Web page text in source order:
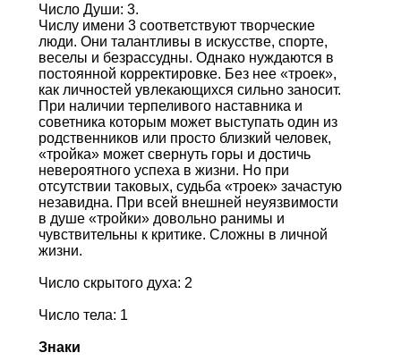
Число Души: 3.
Числу имени 3 соответствуют творческие
люди. Они талантливы в искусстве, спорте,
веселы и безрассудны. Однако нуждаются в
постоянной корректировке. Без нее «троек»,
как личностей увлекающихся сильно заносит.
При наличии терпеливого наставника и
советника которым может выступать один из
родственников или просто близкий человек,
«тройка» может свернуть горы и достичь
невероятного успеха в жизни. Но при
отсутствии таковых, судьба «троек» зачастую
незавидна. При всей внешней неуязвимости
в душе «тройки» довольно ранимы и
чувствительны к критике. Сложны в личной
жизни.
Число скрытого духа: 2
Число тела: 1
Знаки